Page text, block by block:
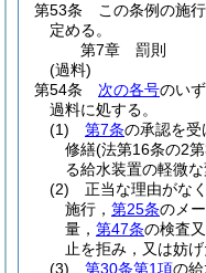
第53条
この条例の施
定める。
第7章
罰則
(過料)
第54条
次の各号のい
過料に処する。
(1)
第7条の承認を受
修繕(法第16条の2
る給水装置の軽微
(2)
正当な理由がな
施行， 第25条のメ
量， 第47条の検査
止を拒み，又は妨
(3)
第30条第1項の